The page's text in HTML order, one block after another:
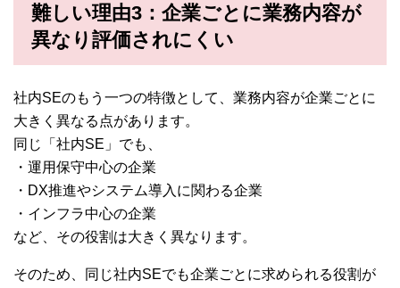
難しい理由3：企業ごとに業務内容が
異なり評価されにくい
社内SEのもう一つの特徴として、業務内容が企業ごとに
大きく異なる点があります。
同じ「社内SE」でも、
・運用保守中心の企業
・DX推進やシステム導入に関わる企業
・インフラ中心の企業
など、その役割は大きく異なります。
そのため、同じ社内SEでも企業ごとに求められる役割が